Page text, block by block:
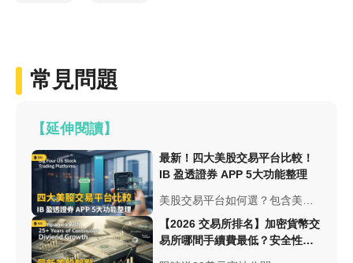
常見問題
【延伸閱讀】
最新！四大美股交易平台比較！
IB 盈透證券 APP 5大功能整理
美股交易平台如何選？包含美股
交易手續費、出金費用等等，介
紹IB 盈透
App「GlobalTrader」，其五大功
【2026 交易所排名】加密貨幣交
易所哪間手續費最低？安全性與